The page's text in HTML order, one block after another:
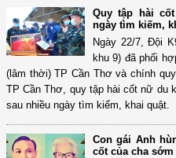
Quy tập hài
ngày tìm kiếm,
Ngày 22/7, Đội
khu 9) đã phối
(lâm thời) TP Cần Thơ và chính
TP Cần Thơ, quy tập hài cốt nữ du
sau nhiều ngày tìm kiếm, khai quật.
Con gái Anh
cốt của cha